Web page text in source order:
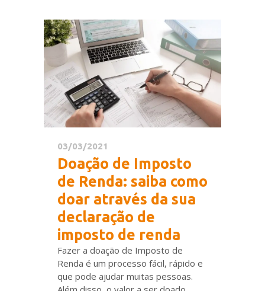
03/03/2021
Doação de Imposto
de Renda: saiba como
doar através da sua
declaração de
imposto de renda
Fazer a doação de Imposto de
Renda é um processo fácil, rápido e
que pode ajudar muitas pessoas.